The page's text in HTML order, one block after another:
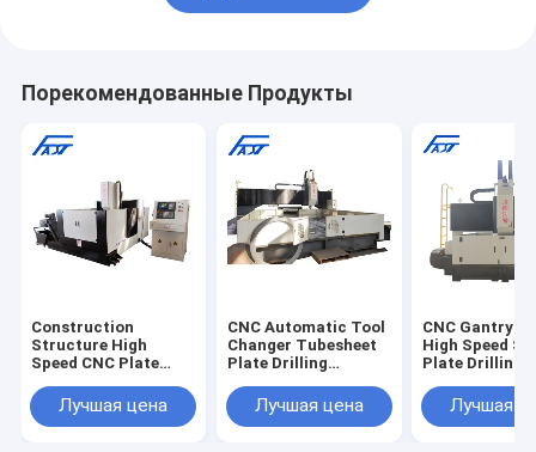
Порекомендованные Продукты
Construction
Structure High
Speed CNC Plate
Flanges
1000*1000mm
Лучшая цена
CNC Automatic Tool
Changer Tubesheet
Plate Drilling
PZG4040
Лучшая цена
CNC Gantry
High Speed
Plate Drilling
Лучшая